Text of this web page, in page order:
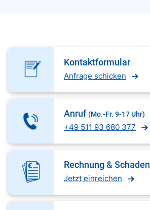
Kontaktformular
Anfrage schicken
Anruf (Mo.-Fr. 9-17 Uhr)
+49 511 93 680 377
Rechnung & Schaden
Jetzt einreichen